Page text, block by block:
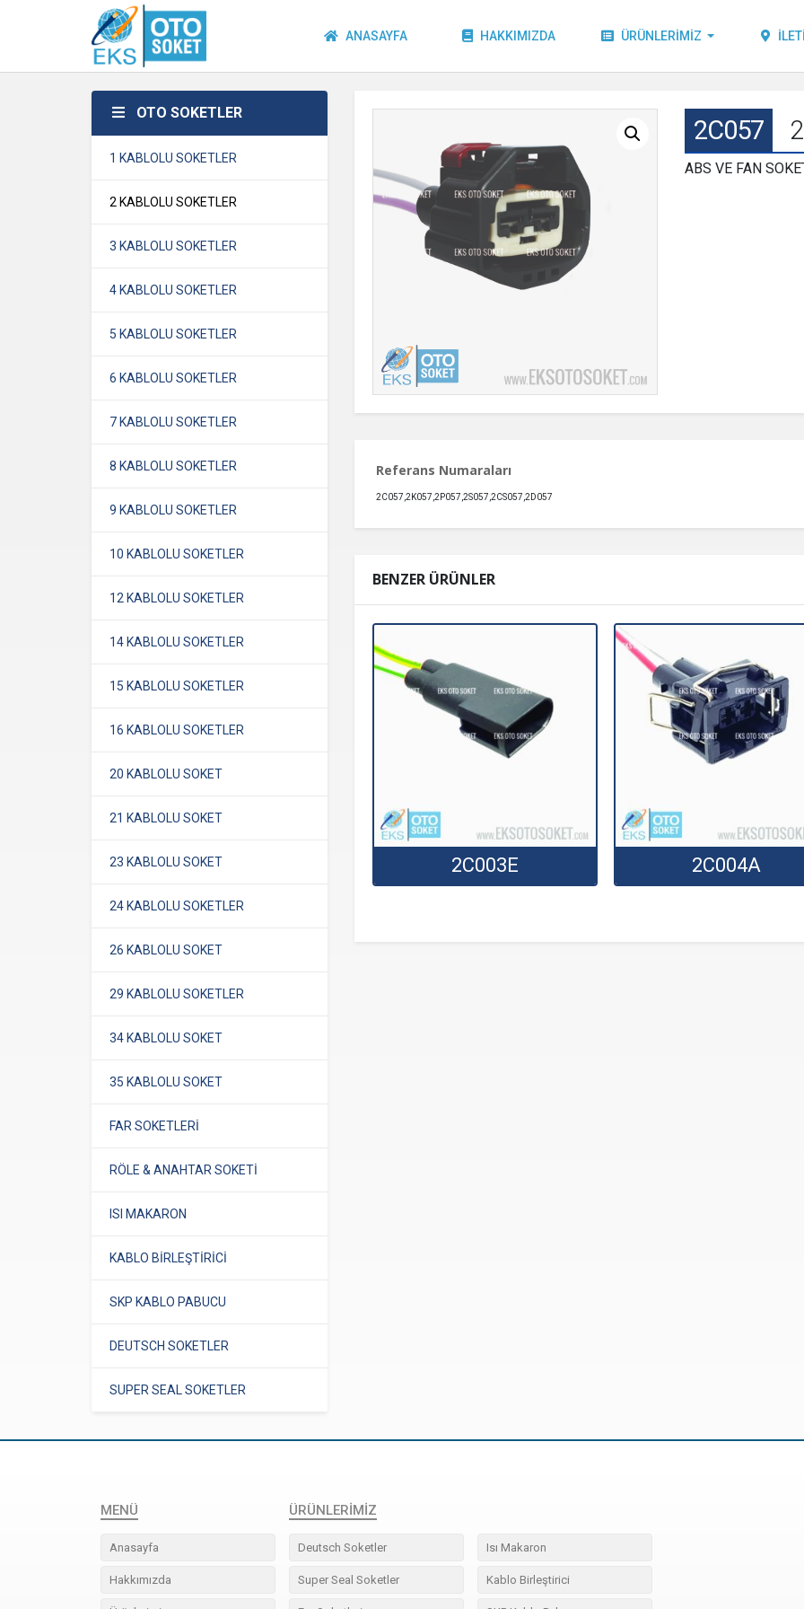
ANASAYFA HAKKIMIZDA ÜRÜNLERIMIZ
OTO SOKETLER
1 KABLOLU SOKETLER
2 KABLOLU SOKETLER
3 KABLOLU SOKETLER
4 KABLOLU SOKETLER
5 KABLOLU SOKETLER
6 KABLOLU SOKETLER
7 KABLOLU SOKETLER
8 KABLOLU SOKETLER
9 KABLOLU SOKETLER
10 KABLOLU SOKETLER
12 KABLOLU SOKETLER
14 KABLOLU SOKETLER
15 KABLOLU SOKETLER
16 KABLOLU SOKETLER
20 KABLOLU SOKET
21 KABLOLU SOKET
23 KABLOLU SOKET
24 KABLOLU SOKETLER
26 KABLOLU SOKET
29 KABLOLU SOKETLER
34 KABLOLU SOKET
35 KABLOLU SOKET
FAR SOKETLERİ
RÖLE & ANAHTAR SOKETİ
ISI MAKARON
KABLO BİRLEŞTİRİCİ
SKP KABLO PABUCU
DEUTSCH SOKETLER
SUPER SEAL SOKETLER
2C057
ABS VE FAN
Referans Numaraları
2C057,2K057,2P057,2S057,2CS057,2D057
BENZER ÜRÜNLER
2C003E 2C004A
MENÜ
Anasayfa
Hakkımızda
ÜRÜNLERIMIZ
Deutsch Soketler
Super Seal Soketler
Isı Makaron
Kablo Birleştirici